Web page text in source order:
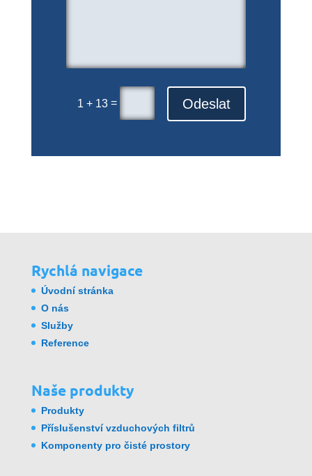
1 + 13 = Odeslat
Rychlá navigace
Úvodní stránka
O nás
Služby
Reference
Naše produkty
Produkty
Příslušenství vzduchových filtrů
Komponenty pro čisté prostory